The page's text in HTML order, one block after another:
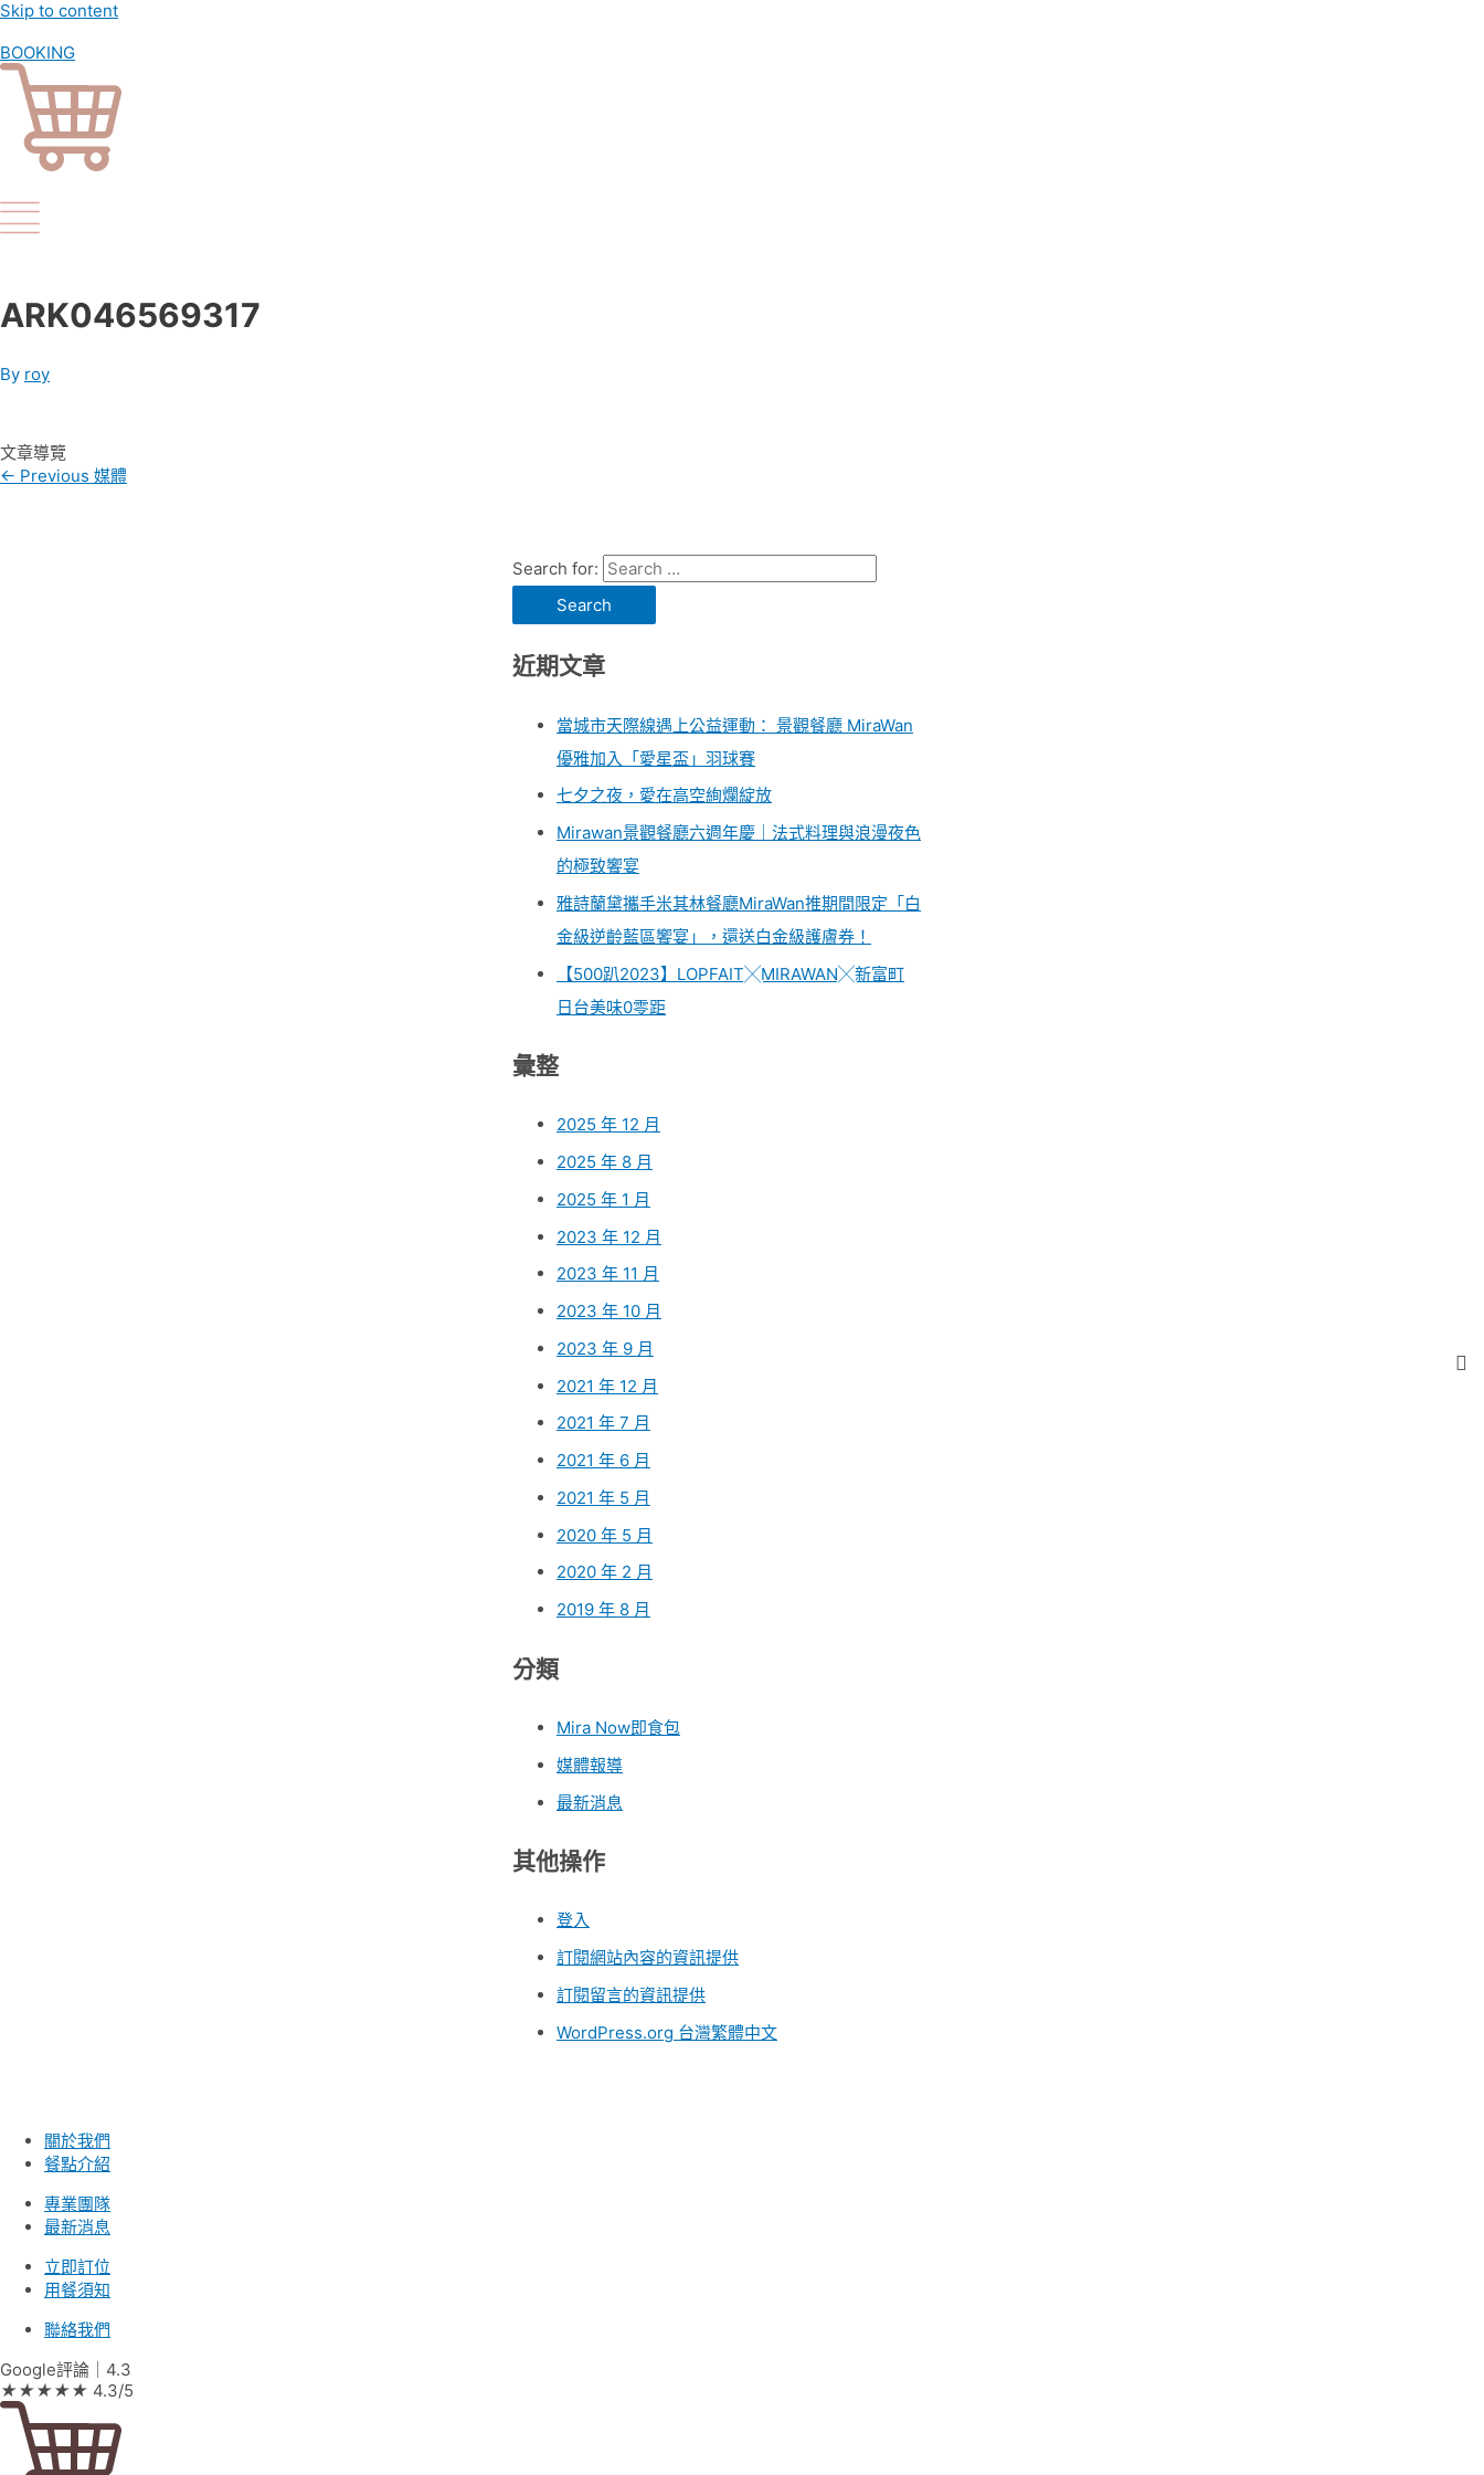
Skip to content
BOOKING
ARK046569317
By roy
文章導覽
← Previous 媒體
Search for:
近期文章
當城市天際線遇上公益運動： 景觀餐廳 MiraWan
優雅加入「愛星盃」羽球賽
七夕之夜，愛在高空絢爛綻放
Mirawan景觀餐廳六週年慶｜法式料理與浪漫夜色
的極致饗宴
雅詩蘭黛攜手米其林餐廳MiraWan推期間限定「白
金級逆齡藍區饗宴」，還送白金級護膚券！
【500趴2023】LOPFAIT╳MIRAWAN╳新富町
日台美味0零距
彙整
2025 年 12 月
2025 年 8 月
2025 年 1 月
2023 年 12 月
2023 年 11 月
2023 年 10 月
2023 年 9 月
2021 年 12 月
2021 年 7 月
2021 年 6 月
2021 年 5 月
2020 年 5 月
2020 年 2 月
2019 年 8 月
分類
Mira Now即食包
媒體報導
最新消息
其他操作
登入
訂閱網站內容的資訊提供
訂閱留言的資訊提供
WordPress.org 台灣繁體中文
關於我們
餐點介紹
專業團隊
最新消息
立即訂位
用餐須知
聯絡我們
Google評論｜4.3
★★★★★ 4.3/5